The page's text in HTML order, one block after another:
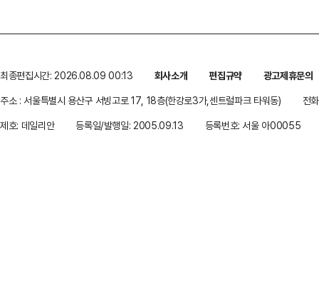
최종편집시간: 2026.08.09 00:13 회사소개 편집규약
광고제휴문의
주소 : 서울특별시 용산구 서빙고로 17, 18층(한강로3가,센트럴파크 타워동)
전
제호: 데일리안
등록일/발행일: 2005.09.13 등록번호: 서울 아00055